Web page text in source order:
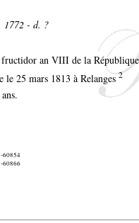
1772 - d. ?
fructidor an VIII de la
le 25 mars 1813 à Relanges2
60854
60866